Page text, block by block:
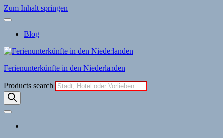
Zum Inhalt springen
Blog
Ferienunterkünfte in den Niederlanden
Products search